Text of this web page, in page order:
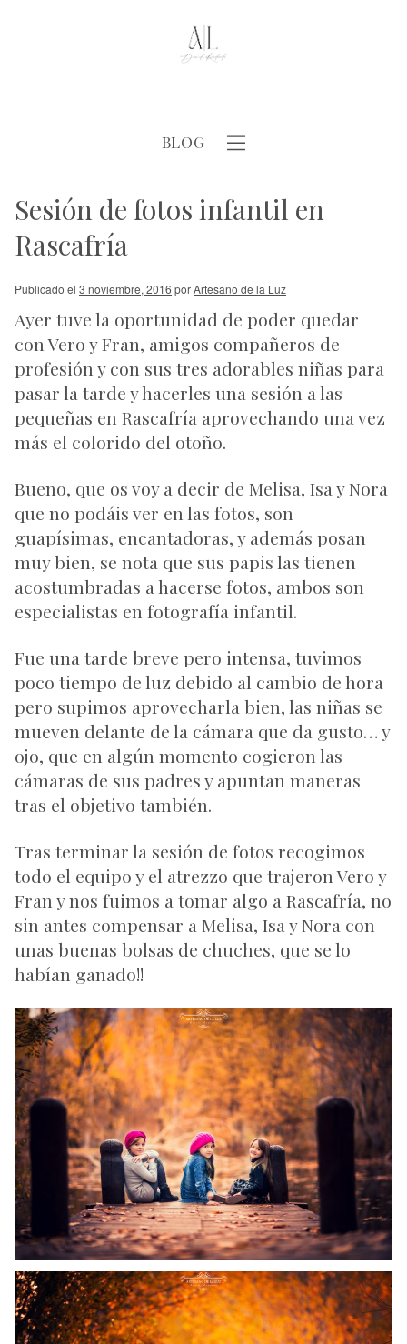
BLOG
Sesión de fotos infantil en
Rascafría
Publicado el 3 noviembre, 2016 porArtesano de la Luz
Ayer tuve la oportunidad de poder quedar
con Vero y Fran, amigos compañeros de
profesión y con sus tres adorables niñas para
pasar la tarde y hacerles una sesión a las
pequeñas en Rascafría aprovechando una vez
más el colorido del otoño.
Bueno, que os voy a decir de Melisa, Isa y Nora
que no podáis ver en las fotos, son
guapísimas, encantadoras, y además posan
muy bien, se nota que sus papis las tienen
acostumbradas a hacerse fotos, ambos son
especialistas en fotografía infantil.
Fue una tarde breve pero intensa, tuvimos
poco tiempo de luz debido al cambio de hora
pero supimos aprovecharla bien, las niñas se
mueven delante de la cámara que da gusto… y
ojo, que en algún momento cogieron las
cámaras de sus padres y apuntan maneras
tras el objetivo también.
Tras terminar la sesión de fotos recogimos
todo el equipo y el atrezzo que trajeron Vero y
Fran y nos fuimos a tomar algo a Rascafría, no
sin antes compensar a Melisa, Isa y Nora con
unas buenas bolsas de chuches, que se lo
habían ganado!!